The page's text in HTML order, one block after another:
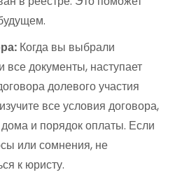
Когда вы выбрали
все документы, наступает
долевого участия
все условия договора,
и порядок оплаты. Если
или сомнения, не
к юристу.